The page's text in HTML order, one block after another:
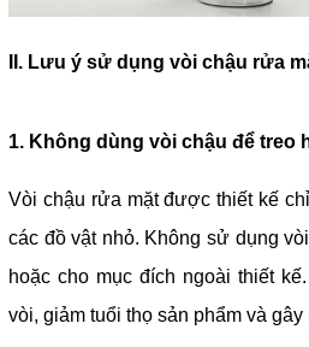
II. Lưu ý sử dụng vòi chậu rửa
1. Không dùng vòi chậu để treo
Vòi chậu rửa mặt được thiết kế
các đồ vật nhỏ. Không sử dụng
hoặc cho mục đích ngoài thiết
vòi, giảm tuổi thọ sản phẩm và